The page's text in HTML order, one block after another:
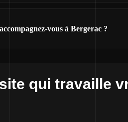
vous à Bergerac ?
qui travaille